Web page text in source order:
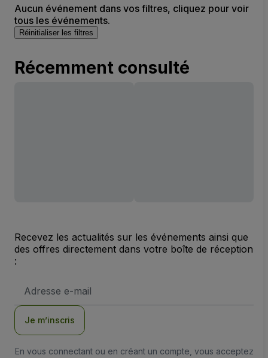
Aucun événement dans vos filtres, cliquez pour voir
tous les événements.
Réinitialiser les filtres
Récemment consulté
Recevez les actualités sur les événements ainsi que
des offres directement dans votre boîte de réception
:
e-
Je m’inscris
En vous connectant ou en créant un compte, vous acceptez